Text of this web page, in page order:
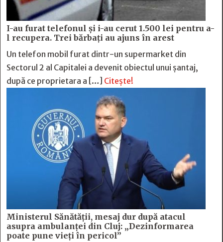
I-au furat telefonul și i-au cerut 1.500 lei pentru a-
l recupera. Trei bărbați au ajuns în arest
Un telefon mobil furat dintr-un supermarket din
Sectorul 2 al Capitalei a devenit obiectul unui șantaj,
după ce proprietara a […] Citește!
Ministerul Sănătății, mesaj dur după atacul
asupra ambulanței din Cluj: „Dezinformarea
poate pune vieți în pericol”